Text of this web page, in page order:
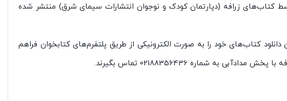
زرافه (دپارتمان کودک و نوجوان انتشارات سیمای‌ شرق) منتشر شده
کتاب‌های خود را به صورت الکترونیکی از طریق پلتفرم‌های کتابخوان فراهم
شماره 02188356436 تماس بگیرند.